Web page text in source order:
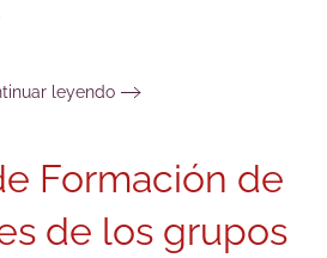
leyendo
Formación de
de los grupos